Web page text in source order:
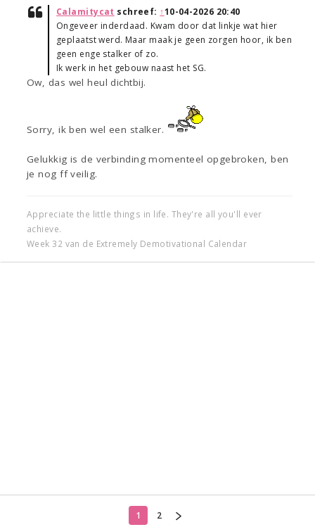
Calamitycat schreef: ↑10-04-2026 20:40
Ongeveer inderdaad. Kwam door dat linkje wat hier
geplaatst werd. Maar maak je geen zorgen hoor, ik ben
geen enge stalker of zo.
Ik werk in het gebouw naast het SG.
Ow, das wel heul dichtbij.
Sorry, ik ben wel een stalker.
Gelukkig is de verbinding momenteel opgebroken, ben
je nog ff veilig.
Appreciate the little things in life. They're all you'll ever
achieve.
Week 32 van de Extremely Demotivational Calendar
1 2